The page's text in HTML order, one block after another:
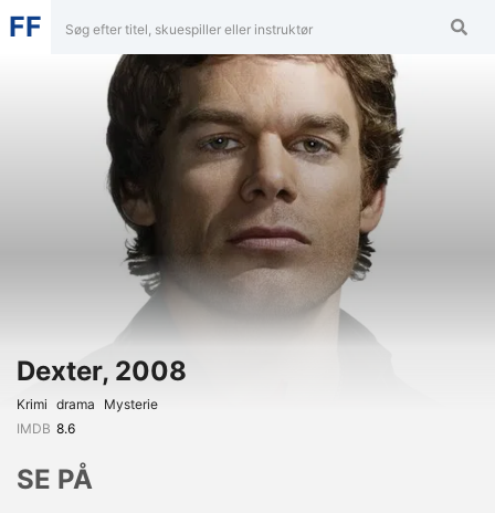
FF
Dexter, 2008
Krimi Drama
Mysterie
IMDB 8.6
SE PÅ